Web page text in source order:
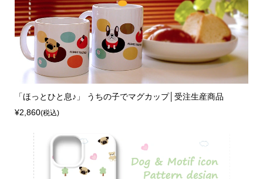
「ほっとひと息♪」 うちの子でマグカップ│受注生産商品
¥2,860(税込)